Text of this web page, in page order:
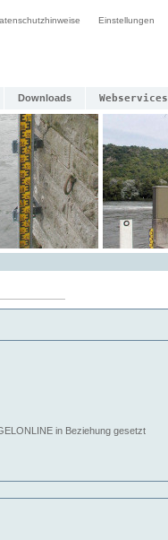
Einstellungen
Downloads Webservices
in Beziehung gesetzt